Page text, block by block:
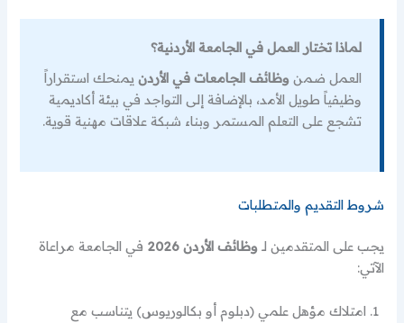
لماذا تختار العمل في الجامعة الأردنية؟
العمل ضمنوظائف الجامعات في الأردن يمنحك استقراراً
وظيفياً طويل الأمد، بالإضافة إلى التواجد في بيئة أكاديمية
تشجع على التعلم المستمر وبناء شبكة علاقات مهنية قوية.
شروط التقديم والمتطلبات
يجب على المتقدمين لـوظائف الأردن 2026
في الجامعة مراعاة
الآتي:
امتلاك مؤهل علمي (دبلوم أو بكالوريوس) يتناسب مع